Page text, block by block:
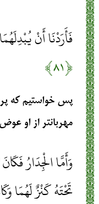
فَأَرَدْنَا أَنْ
﴿۸۱﴾
پس خواستيم كه
مهربانتر از او عوض
وَأَمَّا الْجِدَارُ
تَحْتَهُ كَنْزٌ لَهُمَا